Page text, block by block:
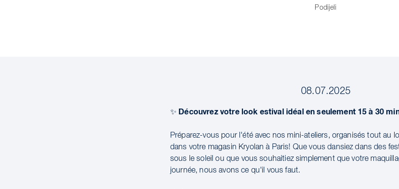
Podijeli
08.07.2025
✨ Découvrez votre look estival idéal en seulement 15 à 30
Préparez-vous pour l'été avec nos mini-ateliers, organisés tout au
dans votre magasin Kryolan à Paris! Que vous dansiez dans des
sous le soleil ou que vous souhaitiez simplement que votre
journée, nous avons ce qu'il vous faut.